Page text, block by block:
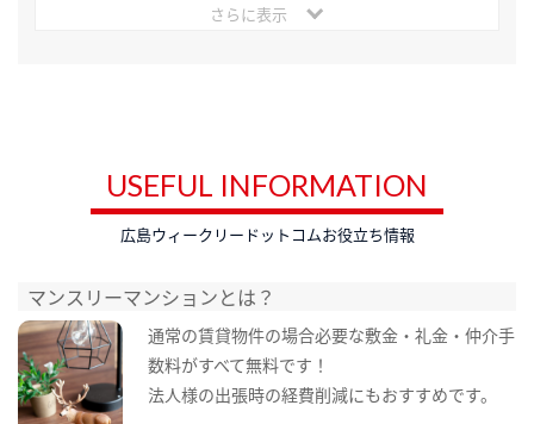
さらに表示
USEFUL INFORMATION
広島ウィークリードットコムお役立ち情報
マンスリーマンションとは？
通常の賃貸物件の場合必要な敷金・礼金・仲介手
数料がすべて無料です！
法人様の出張時の経費削減にもおすすめです。